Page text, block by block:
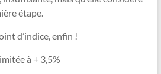
étape.
d’indice, enfin !
à + 3,5%